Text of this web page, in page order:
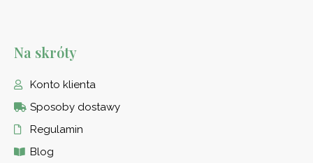
Na skróty
Konto klienta
Sposoby dostawy
Regulamin
Blog